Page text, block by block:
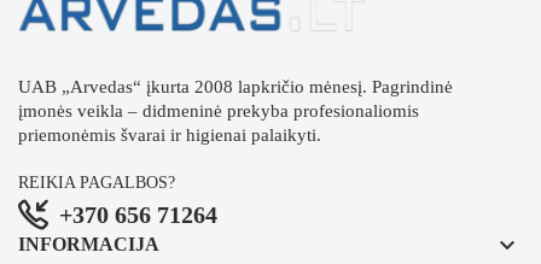
UAB „Arvedas“ įkurta 2008 lapkričio mėnesį. Pagrindinė
įmonės veikla – didmeninė prekyba profesionaliomis
priemonėmis švarai ir higienai palaikyti.
REIKIA PAGALBOS?
+370 656 71264
INFORMACIJA keyboard_arrow_down